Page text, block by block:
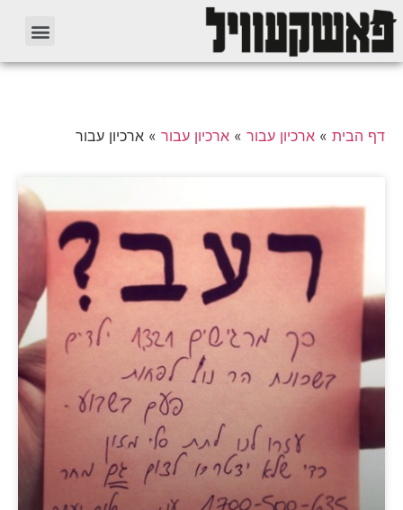
דף הבית » ארכיון עבור » ארכיון עבור » ארכיון עבור